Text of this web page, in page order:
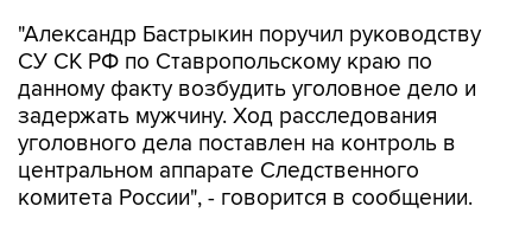
"Александр Бастрыкин поручил руководству
СУ СК РФ по Ставропольскому краю по
данному факту возбудить уголовное дело и
задержать мужчину. Ход расследования
уголовного дела поставлен на контроль в
центральном аппарате Следственного
комитета России", - говорится в сообщении.